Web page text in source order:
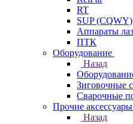
RT
SUP (CQWY)
Аппараты
ПТК
Оборудование
Назад
Зиговочные
Сварочные
Прочие аксессуары
Назад